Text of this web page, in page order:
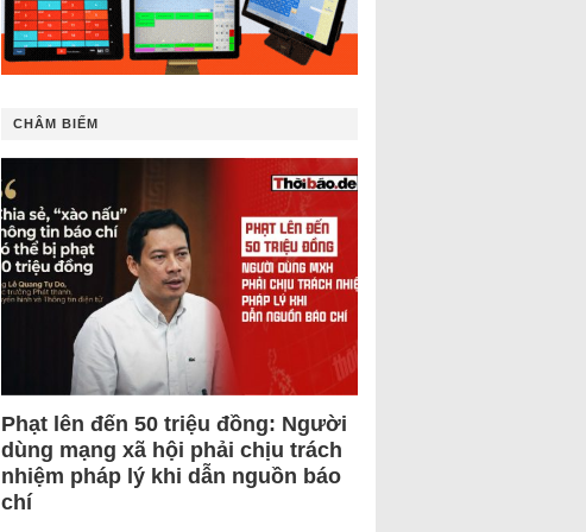
CHÂM BIẾM
Phạt lên đến 50 triệu đồng: Người
dùng mạng xã hội phải chịu trách
nhiệm pháp lý khi dẫn nguồn báo
chí